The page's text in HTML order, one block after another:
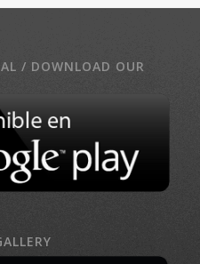
/ DOWNLOAD OUR